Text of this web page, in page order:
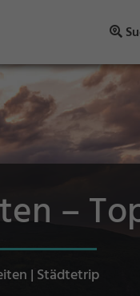
–
| Städtetrip